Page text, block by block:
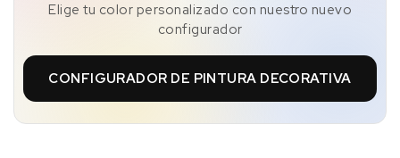
Elige tu color personalizado con nuestro nuevo
configurador
CONFIGURADOR DE PINTURA DECORATIVA